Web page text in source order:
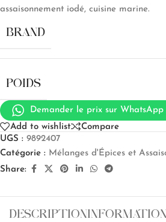
assaisonnement iodé, cuisine marine.
BRAND
POIDS
Demander le prix sur WhatsApp
Add to wishlist
Compare
UGS : 9892407
Catégorie : Mélanges d'Épices et
Share:
DESCRIPTION